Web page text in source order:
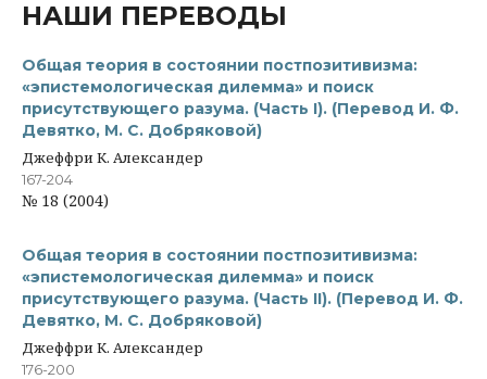
НАШИ ПЕРЕВОДЫ
Общая теория в состоянии постпозитивизма:
«эпистемологическая дилемма» и поиск
присутствующего разума. (Часть I). (Перевод И. Ф.
Девятко, М. С. Добряковой)
Джеффри К. Александер
167-204
№ 18 (2004)
Общая теория в состоянии постпозитивизма:
«эпистемологическая дилемма» и поиск
присутствующего разума. (Часть II). (Перевод И. Ф.
Девятко, М. С. Добряковой)
Джеффри К. Александер
176-200